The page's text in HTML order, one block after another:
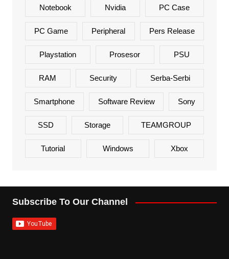
Notebook Nvidia PC Case
PC Game Peripheral Pers Release
Playstation Prosesor PSU
RAM Security Serba-Serbi
Smartphone Software Review Sony
SSD Storage TEAMGROUP
Tutorial Windows Xbox
Subscribe To Our Channel